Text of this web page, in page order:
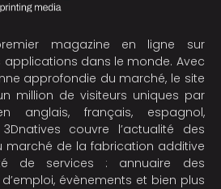
magazine en ligne sur
applications dans le monde. Avec
approfondie du marché, le site
million de visiteurs uniques par
anglais, français, espagnol,
couvre l’actualité des
marché de la fabrication additive
de services : annuaire des
évènements et bien plus